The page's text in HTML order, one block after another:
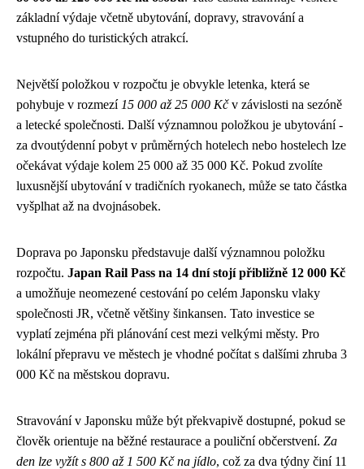
základní výdaje včetně ubytování, dopravy, stravování a
vstupného do turistických atrakcí.
Největší položkou v rozpočtu je obvykle letenka, která se
pohybuje v rozmezí 15 000 až 25 000 Kčv závislosti na sezóně
a letecké společnosti. Další významnou položkou je ubytování -
za dvoutýdenní pobyt v průměrných hotelech nebo hostelech lze
očekávat výdaje kolem 25 000 až 35 000 Kč. Pokud zvolíte
luxusnější ubytování v tradičních ryokanech, může se tato částka
vyšplhat až na dvojnásobek.
Doprava po Japonsku představuje další významnou položku
rozpočtu. Japan Rail Pass na 14 dní stojí přibližně 12 000 Kč
a umožňuje neomezené cestování po celém Japonsku vlaky
společnosti JR, včetně většiny šinkansen. Tato investice se
vyplatí zejména při plánování cest mezi velkými městy. Pro
lokální přepravu ve městech je vhodné počítat s dalšími zhruba 3
000 Kč na městskou dopravu.
Stravování v Japonsku může být překvapivě dostupné, pokud se
člověk orientuje na běžné restaurace a pouliční občerstvení. Za
den lze vyžít s 800 až 1 500 Kč na jídlo, což za dva týdny činí 11